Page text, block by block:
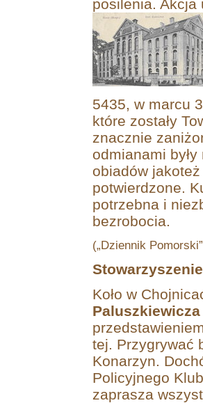
posilenia. Akcja
5435, w marcu
które zostały
znacznie
odmianami
obiadów
potwierdzone.
potrzebna i
bezrobocia.
(„Dziennik
Koło w
Paluszkiewicza
tej. Przygrywać
Konarzyn.
Policyjnego
zaprasza